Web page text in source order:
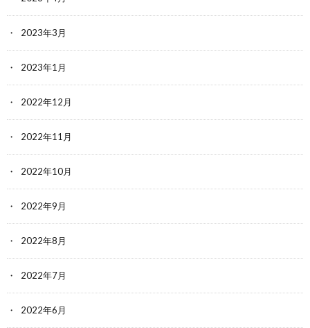
2023年3月
2023年1月
2022年12月
2022年11月
2022年10月
2022年9月
2022年8月
2022年7月
2022年6月